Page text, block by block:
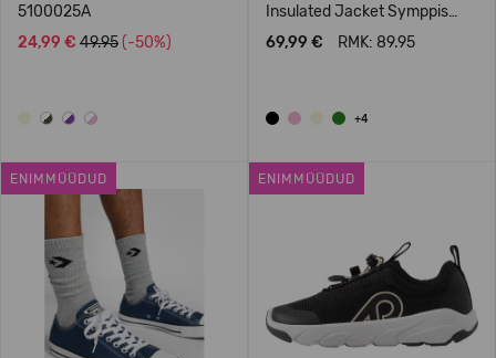
5100025A
24,99 € 49.95 (-50%)
Insulated Jacket Symppis
5100045B
69,99 € RMK: 89.95
+4
ENIMMÜÜDUD ENIMMÜÜDUD